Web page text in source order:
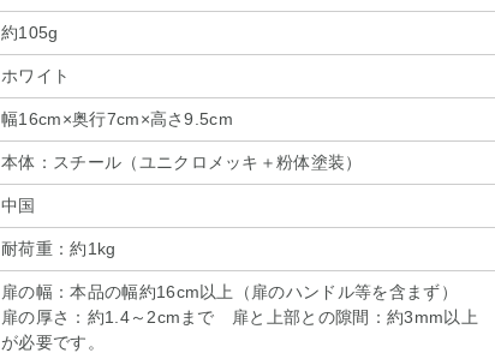
約105g
ホワイト
幅16cm×奥行7cm×高さ9.5cm
本体：スチール（ユニクロメッキ＋粉体塗装）
中国
耐荷重：約1kg
扉の幅：本品の幅約16cm以上（扉のハンドル等を含まず）
扉の厚さ：約1.4～2cmまで 扉と上部との隙間：約3mm以上
が必要です。